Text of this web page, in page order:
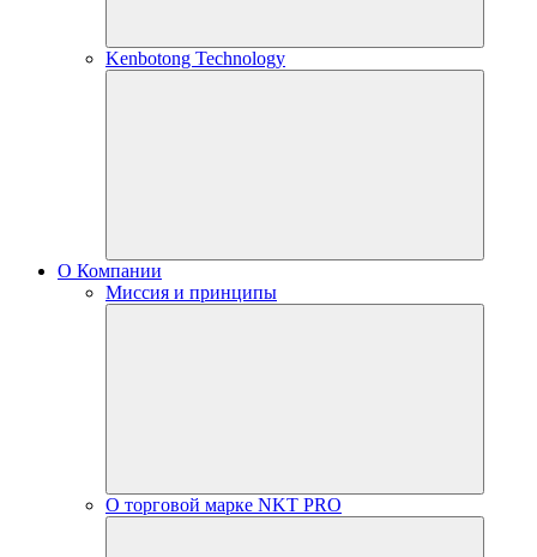
Kenbotong Technology
О Компании
Миссия и принципы
О торговой марке NKT PRO